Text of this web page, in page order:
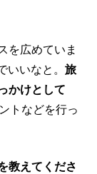
を広めていま
いなと。 旅
かけとして
トなどを行っ
教えてくださ